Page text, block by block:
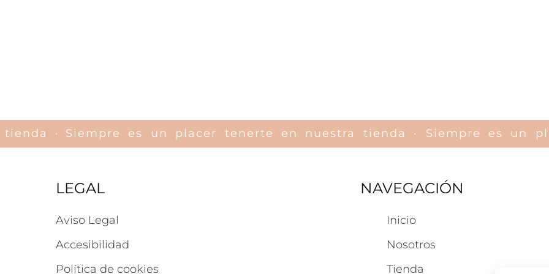
tienda · Siempre es un placer tenerte en nuestra tienda · Siempre es
LEGAL
Aviso Legal
Accesibilidad
Política de cookies
NAVEGACIÓN
Inicio
Nosotros
Tienda